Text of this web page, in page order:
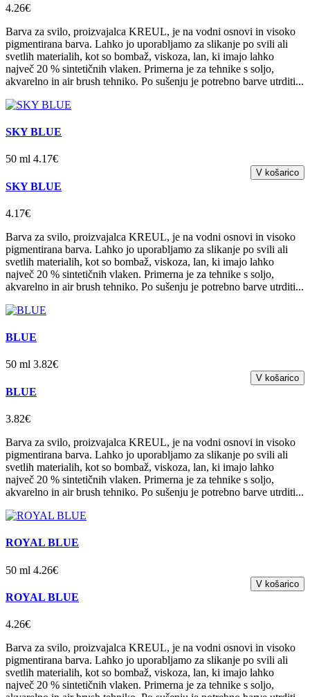
4.26€
Barva za svilo, proizvajalca KREUL, je na vodni osnovi in visoko
pigmentirana barva. Lahko jo uporabljamo za slikanje po svili ali
svetlih materialih, kot so bombaž, viskoza, lan, ki imajo lahko
največ 20 % sintetičnih vlaken. Primerna je za tehnike s soljo,
akvarelno in air brush tehniko. Po sušenju je potrebno barve utrditi...
SKY BLUE
50 ml 4.17€
SKY BLUE
4.17€
Barva za svilo, proizvajalca KREUL, je na vodni osnovi in visoko
pigmentirana barva. Lahko jo uporabljamo za slikanje po svili ali
svetlih materialih, kot so bombaž, viskoza, lan, ki imajo lahko
največ 20 % sintetičnih vlaken. Primerna je za tehnike s soljo,
akvarelno in air brush tehniko. Po sušenju je potrebno barve utrditi...
BLUE
50 ml 3.82€
BLUE
3.82€
Barva za svilo, proizvajalca KREUL, je na vodni osnovi in visoko
pigmentirana barva. Lahko jo uporabljamo za slikanje po svili ali
svetlih materialih, kot so bombaž, viskoza, lan, ki imajo lahko
največ 20 % sintetičnih vlaken. Primerna je za tehnike s soljo,
akvarelno in air brush tehniko. Po sušenju je potrebno barve utrditi...
ROYAL BLUE
50 ml 4.26€
ROYAL BLUE
4.26€
Barva za svilo, proizvajalca KREUL, je na vodni osnovi in visoko
pigmentirana barva. Lahko jo uporabljamo za slikanje po svili ali
svetlih materialih, kot so bombaž, viskoza, lan, ki imajo lahko
največ 20 % sintetičnih vlaken. Primerna je za tehnike s soljo,